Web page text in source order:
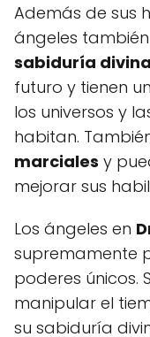
Además de sus
ángeles
sabiduría divina
futuro y tienen
los universos y
habitan.
marciales y
mejorar sus
Los ángeles en
supremamente
poderes
manipular el
su sabiduría